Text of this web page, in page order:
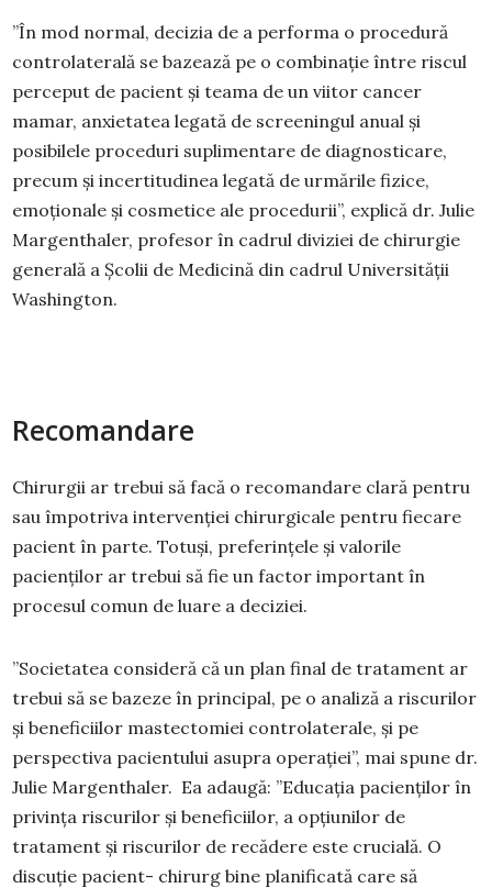
”În mod normal, decizia de a performa o procedură
controlaterală se bazează pe o combinație între riscul
perceput de pacient și teama de un viitor cancer
mamar, anxietatea legată de screeningul anual și
posibilele proceduri suplimentare de diagnosticare,
precum și incertitudinea legată de urmările fizice,
emoționale și cosmetice ale procedurii”, explică dr. Julie
Margenthaler, profesor în cadrul diviziei de chirurgie
generală a Școlii de Medicină din cadrul Universității
Washington.
Recomandare
Chirurgii ar trebui să facă o recomandare clară pentru
sau împotriva intervenției chirurgicale pentru fiecare
pacient în parte. Totuși, preferințele și valorile
pacienților ar trebui să fie un factor important în
procesul comun de luare a deciziei.
”Societatea consideră că un plan final de tratament ar
trebui să se bazeze în principal, pe o analiză a riscurilor
și beneficiilor mastectomiei controlaterale, și pe
perspectiva pacientului asupra operației”, mai spune dr.
Julie Margenthaler. Ea adaugă: ”Educația pacienților în
privința riscurilor și beneficiilor, a opțiunilor de
tratament și riscurilor de recădere este crucială. O
discuție pacient- chirurg bine planificată care să